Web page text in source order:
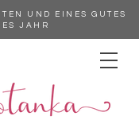
UND EINES GUTES
JAHR